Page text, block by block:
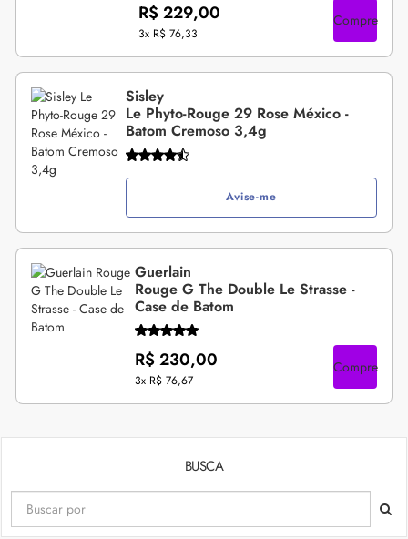
R$ 229,00
3x R$ 76,33
Compre
Sisley
Le Phyto-Rouge 29 Rose México -
Batom Cremoso 3,4g
Avise-me
Guerlain
Rouge G The Double Le Strasse -
Case de Batom
R$ 230,00
3x R$ 76,67
Compre
BUSCA